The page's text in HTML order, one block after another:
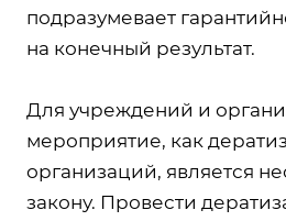
подразумевает
на конечный результат.
Для учреждений и
мероприятие, как
организаций, является
закону. Провести